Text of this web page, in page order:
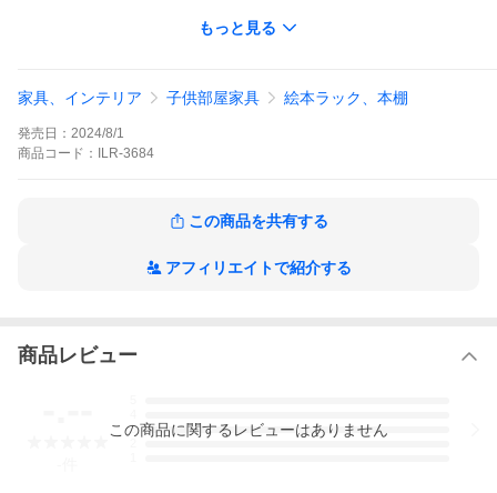
本ラックとしてはもちろん、おもちゃや収納ボックス、本棚とし
丸設計。お子さまが毎日安心して使えるやさしいつくりです。デ
ら長く愛用できるキッズ収納ラックです。
※正午までのご注文確定で当日の出荷となります。
なります。（※ご注文時に「送料無料」と表記されている場合や自動計
算される場合でも別途お見積り）
【カラー】アイボリー
バーウッド材)［下段底板］繊維板(MDF)ラッカー塗装
もっと見る
家具、インテリア 子供部屋家具 絵本ラック、本棚
発売日： 2024/8/1
商品 コード： ILR-3684
この商品を共有する
アフィリエイトで紹介する
商品レビュー
3
この商品に関するレビューはありません